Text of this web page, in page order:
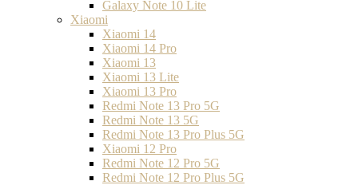
Galaxy Note 10 Lite
Xiaomi
Xiaomi 14
Xiaomi 14 Pro
Xiaomi 13
Xiaomi 13 Lite
Xiaomi 13 Pro
Redmi Note 13 Pro 5G
Redmi Note 13 5G
Redmi Note 13 Pro Plus 5G
Xiaomi 12 Pro
Redmi Note 12 Pro 5G
Redmi Note 12 Pro Plus 5G